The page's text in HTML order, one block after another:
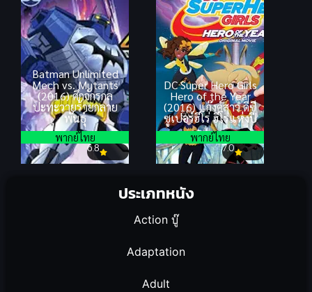
ประเภทหนัง
Action บู๊
Adaptation
Adult
Batman Unlimited
Mech vs. Mutants
(2016) ศึกจักรกล
ปะทะวายร้ายกลาย
พันธุ์
6.8
พากย์ไทย
DC Super Hero Girls
Hero of the Year
(2016) แก๊งค์สาว ดีซี
ซูเปอร์ฮีโร่ ฮีโร่แห่งปี
7.0
พากย์ไทย